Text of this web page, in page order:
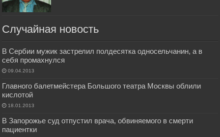
Случайная новость
В Сербии мужик застрелил полдесятка односельчанин, а в
себя промахнулся
09.04.2013
Главного балетмейстера Большого театра Москвы облили
кислотой
18.01.2013
В Запорожье суд отпустил врача, обвиняемого в смерти
пациентки